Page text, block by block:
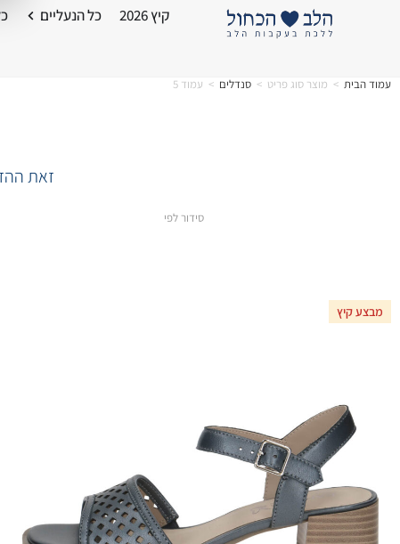
קיץ 2026 כל הנעליים
עמוד הבית > מוצר סוג פריט > סנדלים > עמוד 5
זאת
סידור לפי
מבצע קיץ